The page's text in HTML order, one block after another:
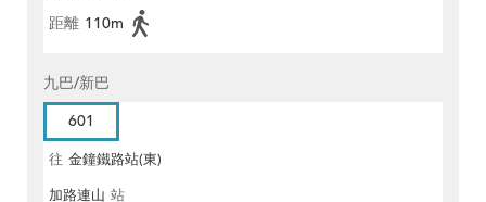
距離 110m
九巴/新巴
601
往 金鐘鐵路站(東)
加路連山 站